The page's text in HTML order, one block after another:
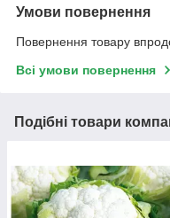
Умови повернення
Повернення товару
Всі умови повернення
Подібні товари